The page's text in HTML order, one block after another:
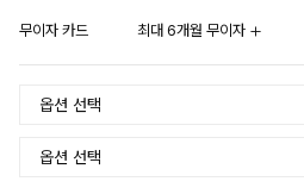
무이자 카드 최대 6개월 무이자